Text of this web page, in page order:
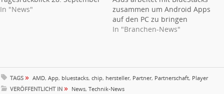
In "News"
zusammen um Android Apps
auf den PC zu bringen
In "Branchen-News"
TAGS » AMD, App, bluestacks, chip, hersteller, Partner, Partnerschaft, Player
VERÖFFENTLICHT IN » News, Technik-News